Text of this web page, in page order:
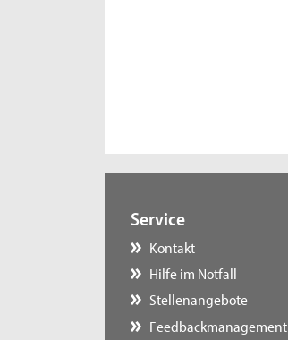
Service
Kontakt
Hilfe im Notfall
Stellenangebote
Feedbackmanagement